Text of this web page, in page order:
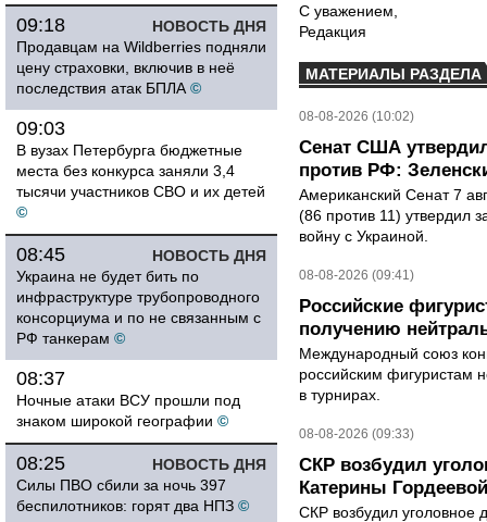
НОВОСТЬ ДНЯ
09:18
Продавцам на Wildberries подняли
цену страховки, включив в неё
последствия атак БПЛА ©
09:03
В вузах Петербурга бюджетные
места без конкурса заняли 3,4
тысячи участников СВО и их детей
©
НОВОСТЬ ДНЯ
08:45
Украина не будет бить по
инфраструктуре трубопроводного
консорциума и по не связанным с
РФ танкерам ©
08:37
Ночные атаки ВСУ прошли под
знаком широкой географии ©
НОВОСТЬ ДНЯ
08:25
Силы ПВО сбили за ночь 397
беспилотников: горят два НПЗ ©
С уважением,
Редакция
МАТЕРИАЛЫ РАЗДЕЛА
08-08-2026 (10:02)
Сенат США
против РФ:
Американский Сенат 7
(86 против 11) утвердил
войну с Украиной.
08-08-2026 (09:41)
Российские
получению
Международный союз
российским фигуристам
в турнирах.
08-08-2026 (09:33)
СКР возбудил
Катерины Гордеевой
СКР возбудил уголовное